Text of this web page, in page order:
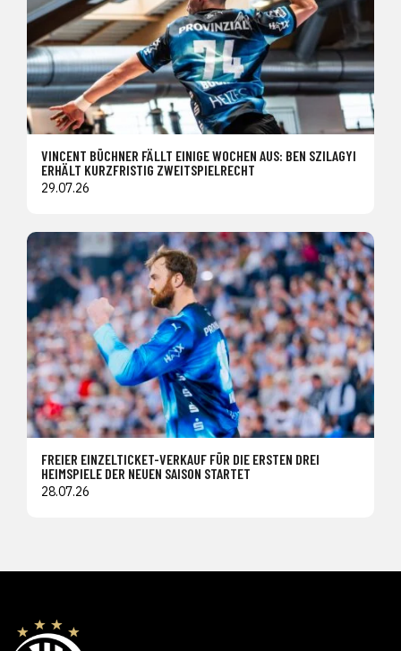
VINCENT BÜCHNER FÄLLT EINIGE WOCHEN AUS: BEN SZILAGYI
ERHÄLT KURZFRISTIG ZWEITSPIELRECHT
29.07.26
FREIER EINZELTICKET-VERKAUF FÜR DIE ERSTEN DREI
HEIMSPIELE DER NEUEN SAISON STARTET
28.07.26